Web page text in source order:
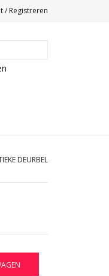
/ Registreren
DEURBEL